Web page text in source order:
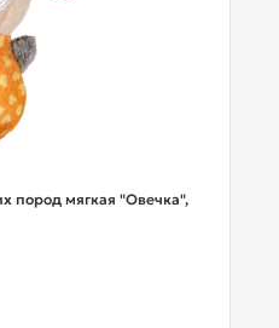
пород мягкая "Овечка",